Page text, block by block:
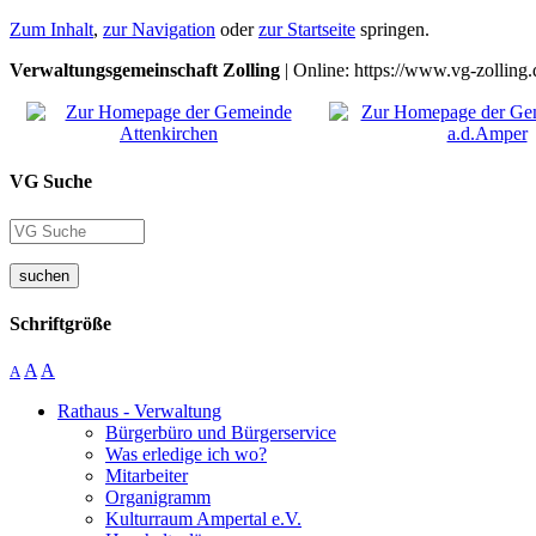
Zum Inhalt, zur Navigation oderzur Startseite springen.
Verwaltungsgemeinschaft Zolling | Online: https://www.vg-
VG Suche
suchen
Schriftgröße
A A A
Rathaus - Verwaltung
Bürgerbüro und Bürgerservice
Was erledige ich wo?
Mitarbeiter
Organigramm
Kulturraum Ampertal e.V.